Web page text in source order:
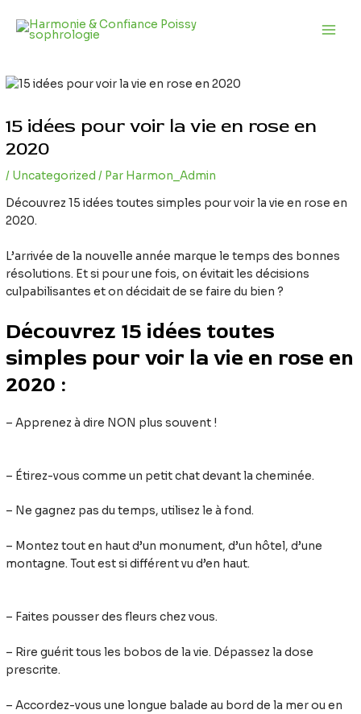
contenu
15 idées pour voir la vie en rose en
2020
/ Uncategorized / Par Harmon_Admin
Découvrez 15 idées toutes simples pour voir la vie en rose en
2020.
L’arrivée de la nouvelle année marque le temps des bonnes
résolutions. Et si pour une fois, on évitait les décisions
culpabilisantes et on décidait de se faire du bien ?
Découvrez 15 idées toutes
simples pour voir la vie en rose en
2020 :
– Apprenez à dire NON plus souvent !
– Étirez-vous comme un petit chat devant la cheminée.
– Ne gagnez pas du temps, utilisez le à fond.
– Montez tout en haut d’un monument, d’un hôtel, d’une
montagne. Tout est si différent vu d’en haut.
– Faites pousser des fleurs chez vous.
– Rire guérit tous les bobos de la vie. Dépassez la dose
prescrite.
– Accordez-vous une longue balade au bord de la mer ou en
des
articles